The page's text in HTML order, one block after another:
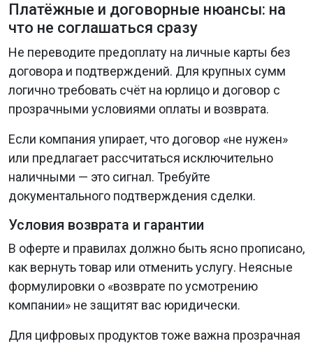
Платёжные и договорные нюансы: на
что не соглашаться сразу
Не переводите предоплату на личные карты без
договора и подтверждений. Для крупных сумм
логично требовать счёт на юрлицо и договор с
прозрачными условиями оплаты и возврата.
Если компания упирает, что договор «не нужен»
или предлагает рассчитаться исключительно
наличными — это сигнал. Требуйте
документального подтверждения сделки.
Условия возврата и гарантии
В оферте и правилах должно быть ясно прописано,
как вернуть товар или отменить услугу. Неясные
формулировки о «возврате по усмотрению
компании» не защитят вас юридически.
Для цифровых продуктов тоже важна прозрачная